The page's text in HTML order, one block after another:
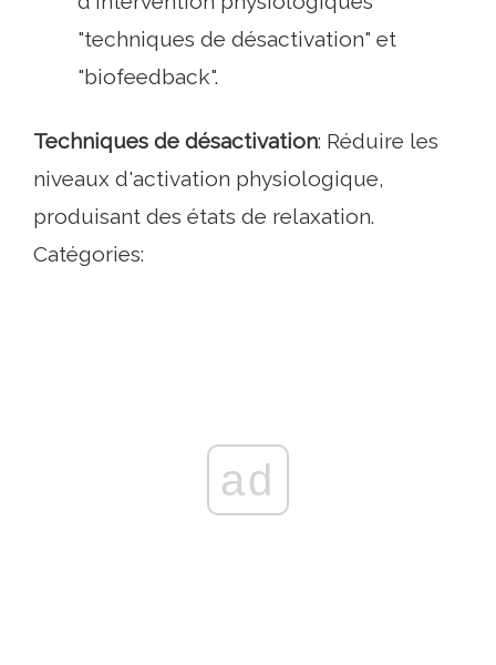
"techniques de désactivation" et
"biofeedback".
Techniques de désactivation: Réduire les
niveaux d'activation physiologique,
produisant des états de relaxation.
Catégories:
ad